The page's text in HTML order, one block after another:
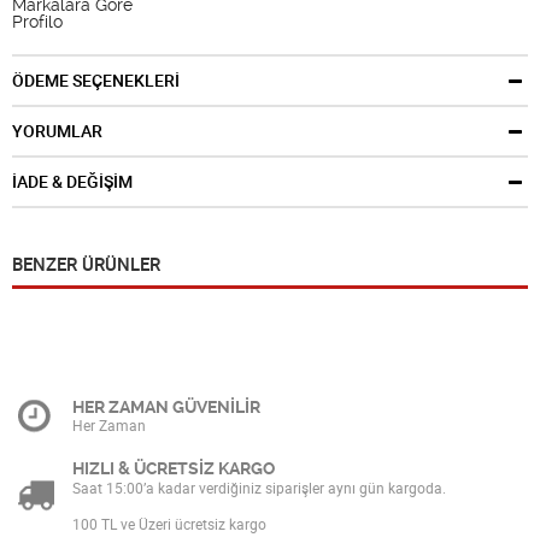
Markalara Göre
Profilo
ÖDEME SEÇENEKLERİ
YORUMLAR
İADE & DEĞİŞİM
BENZER ÜRÜNLER
HER ZAMAN GÜVENİLİR
Her Zaman
HIZLI & ÜCRETSİZ KARGO
Saat 15:00’a kadar verdiğiniz siparişler aynı gün kargoda.
100 TL ve Üzeri ücretsiz kargo